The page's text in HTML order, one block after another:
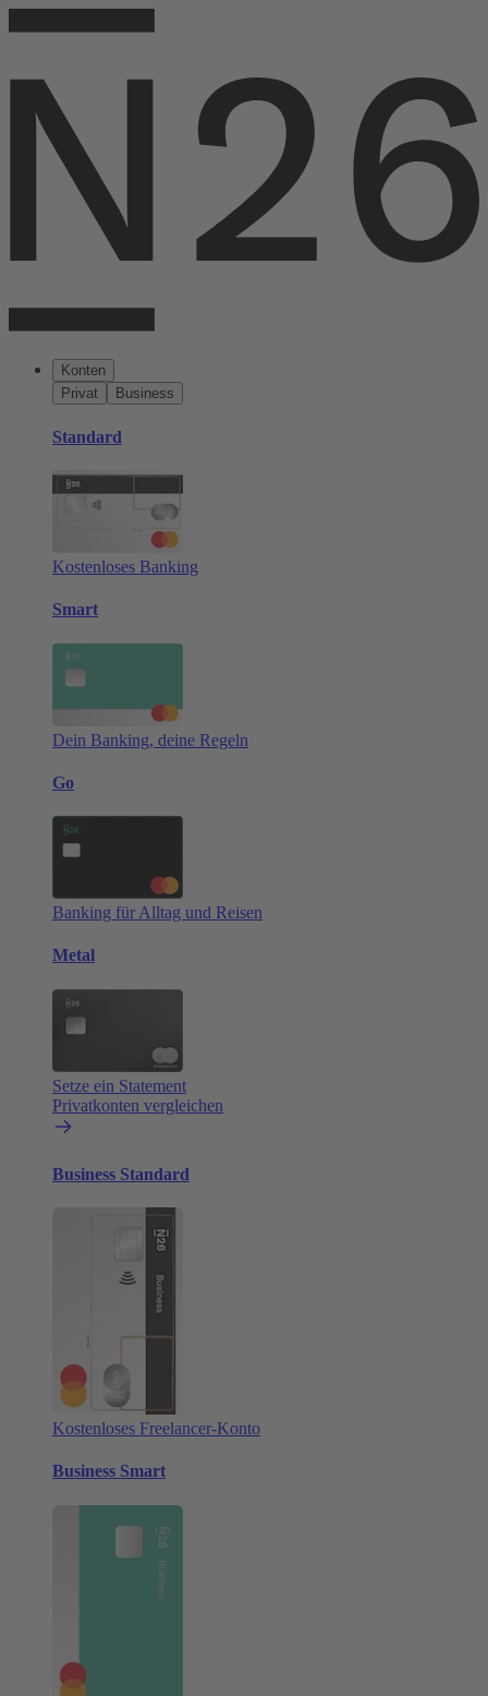
Konten
Privat
Business
Standard
Kostenloses Banking
Smart
Dein Banking, deine Regeln
Go
Banking für Alltag und Reisen
Metal
Setze ein Statement
Privatkonten vergleichen
Business Standard
Kostenloses Freelancer-Konto
Business Smart